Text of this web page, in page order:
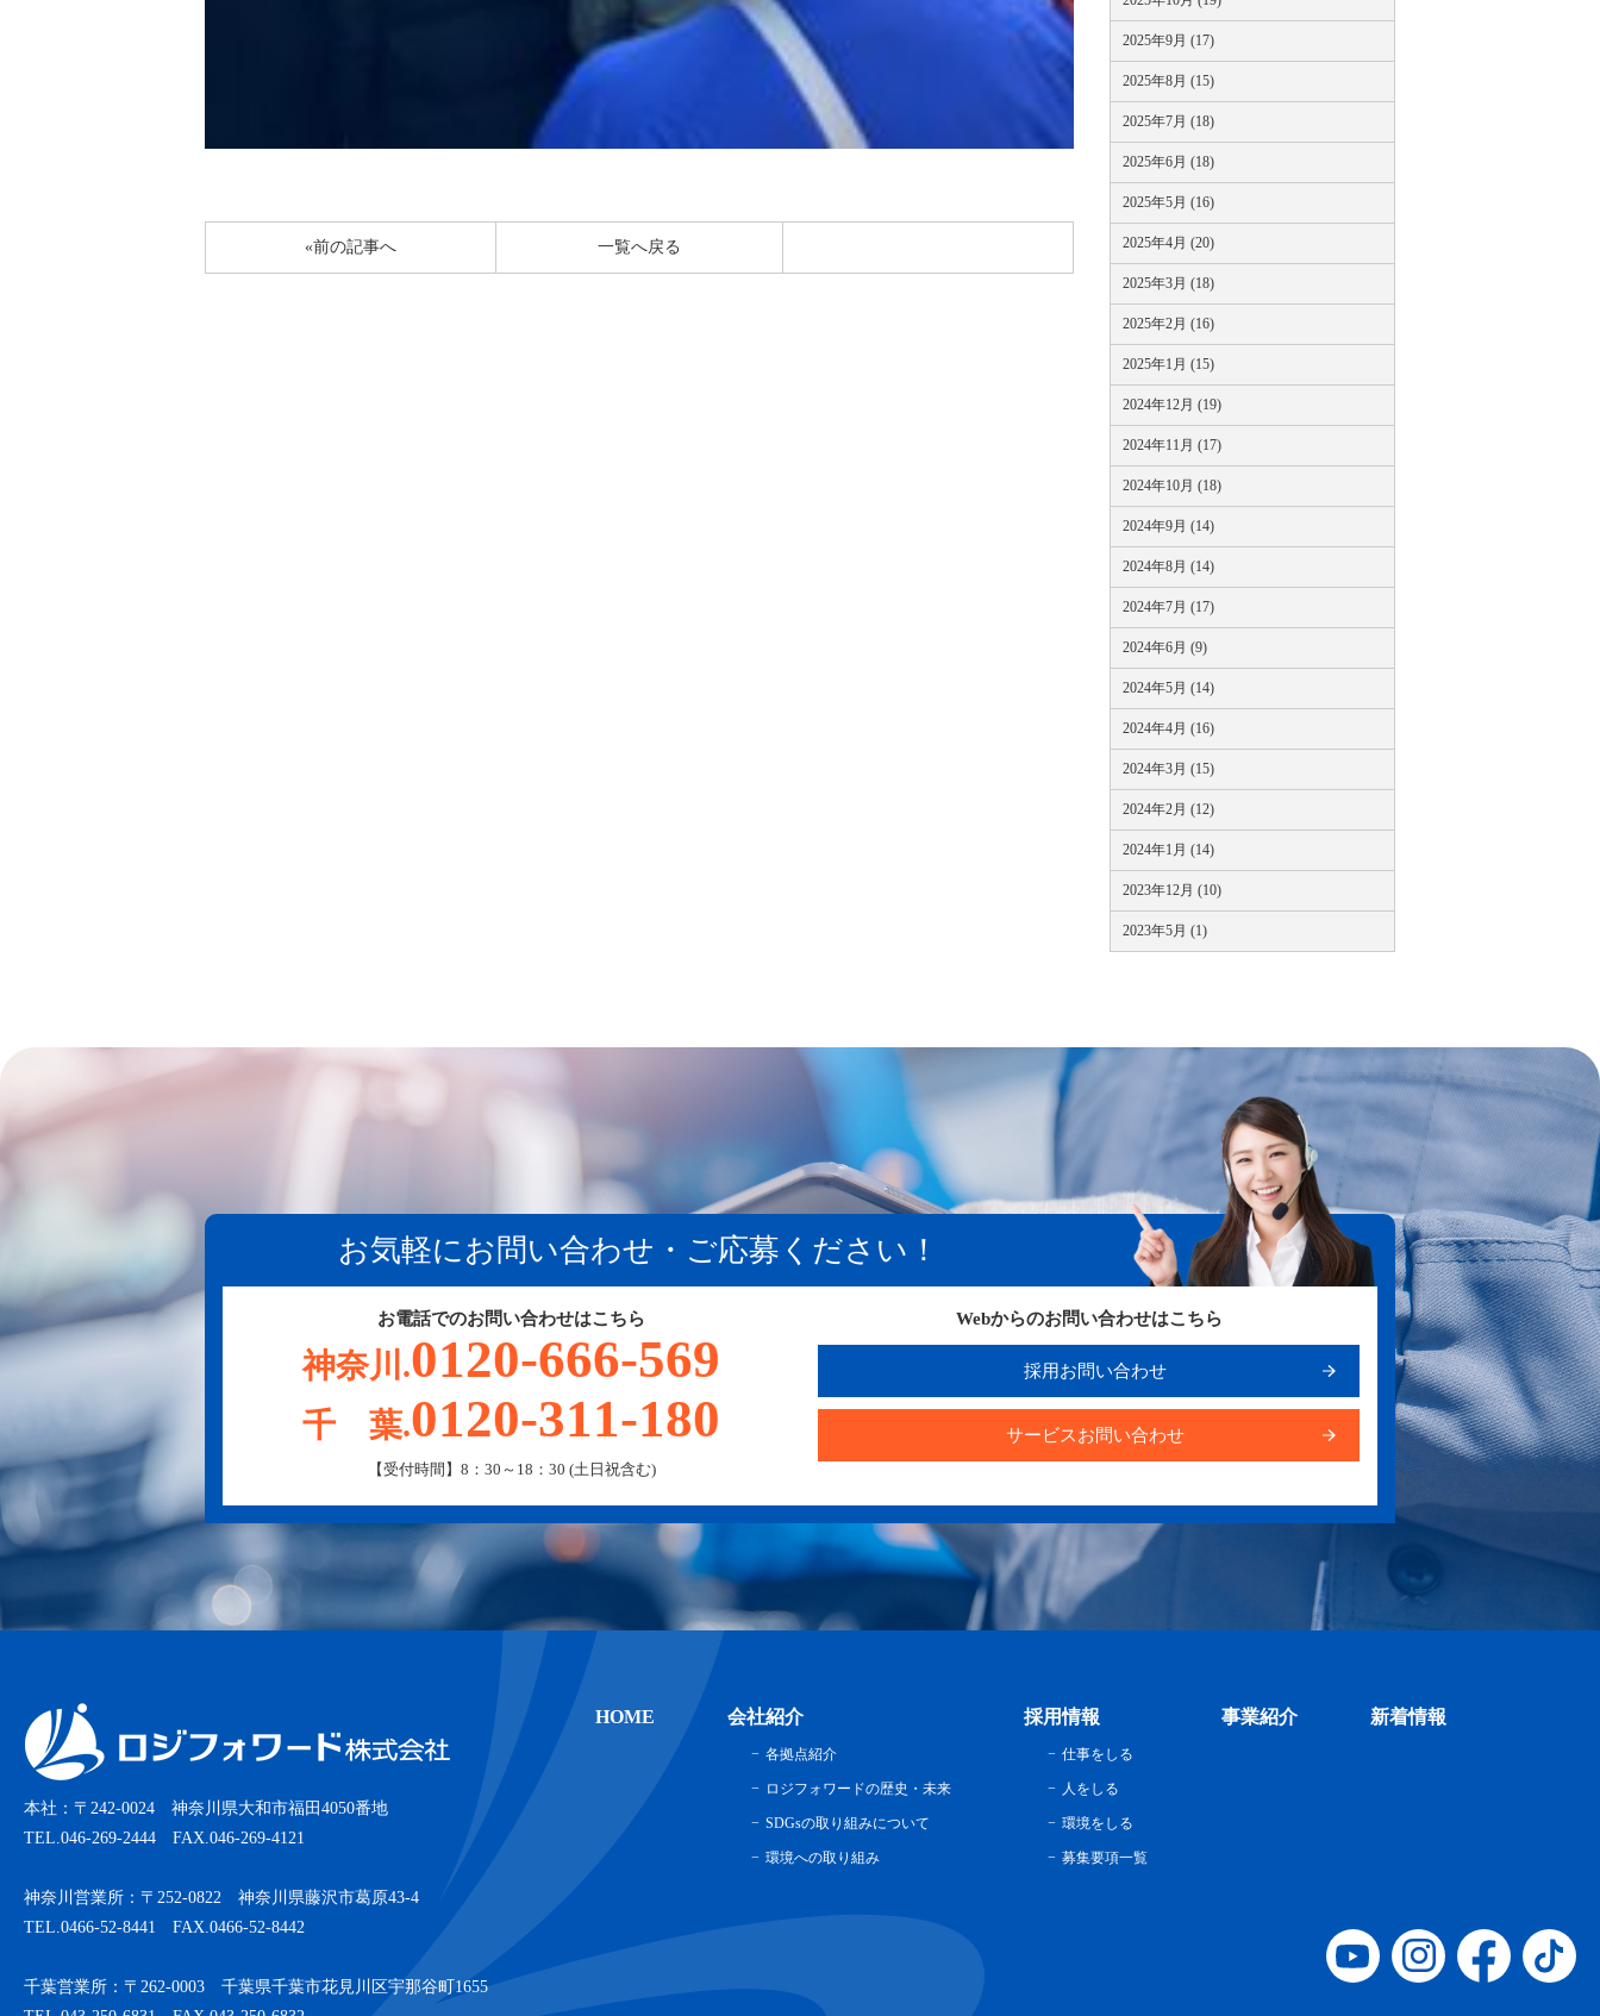
«前の記事へ 一覧へ戻る
2025年9月 (17)
2025年8月 (15)
2025年7月 (18)
2025年6月 (18)
2025年5月 (16)
2025年4月 (20)
2025年3月 (18)
2025年2月 (16)
2025年1月 (15)
2024年12月 (19)
2024年11月 (17)
2024年10月 (18)
2024年9月 (14)
2024年8月 (14)
2024年7月 (17)
2024年6月 (9)
2024年5月 (14)
2024年4月 (16)
2024年3月 (15)
2024年2月 (12)
2024年1月 (14)
2023年12月 (10)
2023年5月 (1)
お気軽にお問い合わせ・ご応募ください！
お電話でのお問い合わせはこちら
神奈川.0120-666-569
千 葉.0120-311-180
【受付時間】8：30～18：30 (土日祝含む)
Webからのお問い合わせはこちら
採用お問い合わせ
サービスお問い合わせ
本社：〒242-0024 神奈川県大和市福田4050番地
TEL.046-269-2444 FAX.046-269-4121
神奈川営業所：〒252-0822 神奈川県藤沢市葛原43-4
TEL.0466-52-8441 FAX.0466-52-8442
千葉営業所：〒262-0003 千葉県千葉市花見川区宇那谷町1655
HOME 会社紹介
各拠点紹介
ロジフォワードの歴史・未来
SDGsの取り組みについて
環境への取り組み
採用情報
仕事をしる
人をしる
環境をしる
募集要項一覧
事業紹介 新着情報